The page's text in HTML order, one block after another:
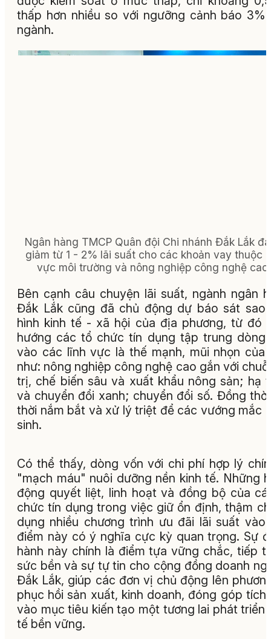
thấp hơn nhiều so với ngưỡng cảnh báo 3%
ngành.
Ngân hàng TMCP Quân đội Chi nhánh Đắk Lắk
giảm từ 1 - 2% lãi suất cho các khoản vay thuộc
vực môi trường và nông nghiệp công nghệ cao.
Bên cạnh câu chuyện lãi suất, ngành ngân
Đắk Lắk cũng đã chủ động dự báo sát sao
hình kinh tế - xã hội của địa phương, từ đó
hướng các tổ chức tín dụng tập trung dòng
vào các lĩnh vực là thế mạnh, mũi nhọn của
như: nông nghiệp công nghệ cao gắn với
trị, chế biến sâu và xuất khẩu nông sản; hạ
và chuyển đổi xanh; chuyển đổi số. Đồng
thời nắm bắt và xử lý triệt để các vướng mắc
sinh.
Có thể thấy, dòng vốn với chi phí hợp lý
"mạch máu" nuôi dưỡng nền kinh tế. Những
động quyết liệt, linh hoạt và đồng bộ của
chức tín dụng trong việc giữ ổn định, thậm
dụng nhiều chương trình ưu đãi lãi suất vào
điểm này có ý nghĩa cực kỳ quan trọng. Sự
hành này chính là điểm tựa vững chắc, tiếp
sức bền và sự tự tin cho cộng đồng doanh
Đắk Lắk, giúp các đơn vị chủ động lên
phục hồi sản xuất, kinh doanh, đóng góp tích
vào mục tiêu kiến tạo một tương lai phát triển
tế bền vững.